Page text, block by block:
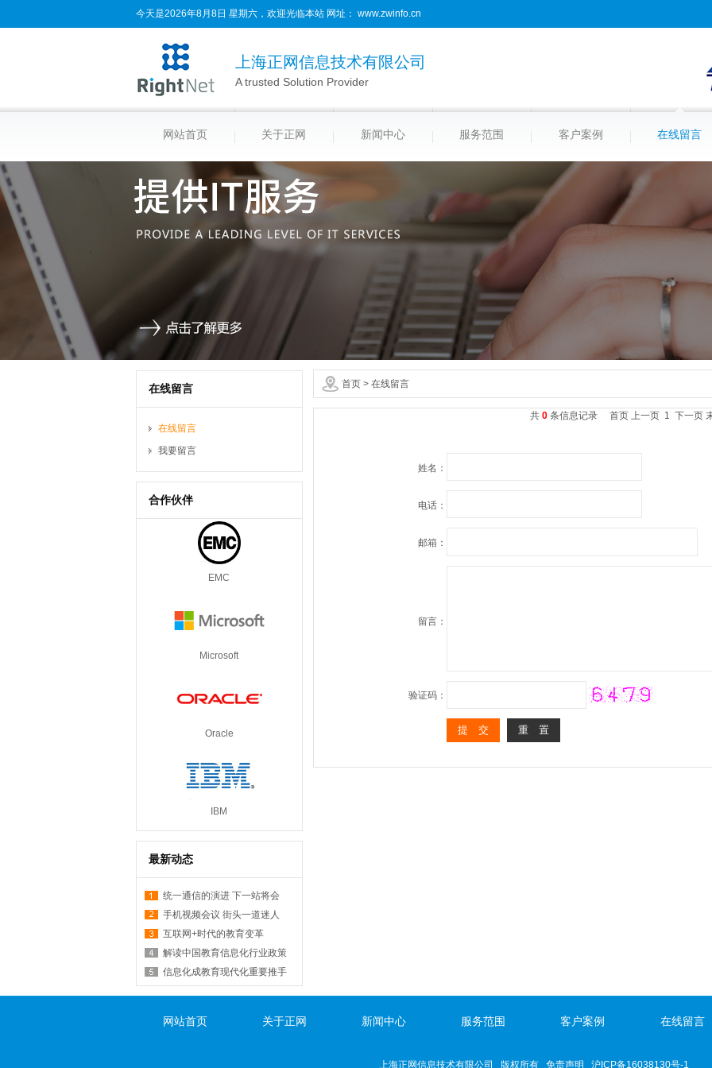
今天是2026年8月8日 星期六，欢迎光临本站 网址： www.zwinfo.cn
上海正网信息技术有限公司
A trusted Solution Provider
网站首页 关于正网 新闻中心 服务范围 客户案例 在线留言
首页> 在线留言
在线留言
在线留言
我要留言
合作伙伴
EMC
Microsoft
Oracle
IBM
最新动态
统一通信的演进 下一站将会
手机视频会议 街头一道迷人
互联网+时代的教育变革
解读中国教育信息化行业政策
信息化成教育现代化重要推手
共 0 条信息记录 首页 上一页 1 下一页
姓名：
电话：
邮箱：
留言：
验证码：
网站首页 关于正网 新闻中心 服务范围 客户案例 在线留言
上海正网信息技术有限公司 版权所有 免责声明 沪ICP备16038130号-1